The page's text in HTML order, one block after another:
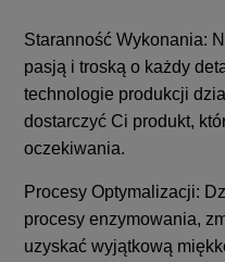
Staranność Wykonania:
pasją i troską o każdy
technologie produkcji
dostarczyć Ci produkt,
oczekiwania.
Procesy Optymalizacji:
procesy enzymowania,
uzyskać wyjątkową